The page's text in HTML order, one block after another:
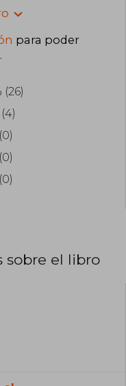
para poder
.
(26)
sobre el libro